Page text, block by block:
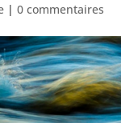
|0 commentaires